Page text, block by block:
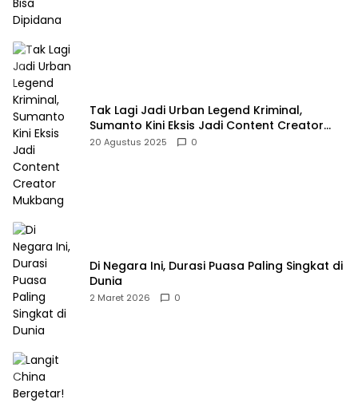
Tak Lagi Jadi Urban Legend Kriminal,
Sumanto Kini Eksis Jadi Content Creator
Mukbang
20 Agustus 2025 0
Di Negara Ini, Durasi Puasa Paling Singkat di
Dunia
2 Maret 2026 0